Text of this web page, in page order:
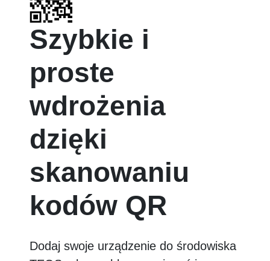
Szybkie i
proste
wdrożenia
dzięki
skanowaniu
kodów QR
Dodaj swoje urządzenie do środowiska